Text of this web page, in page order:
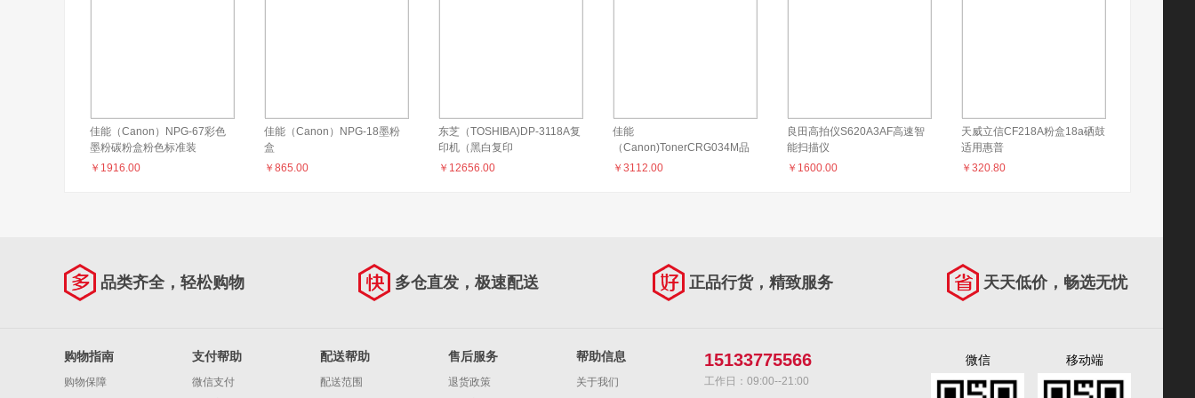
佳能（Canon）NPG-67彩色
墨粉碳粉盒粉色标准装
￥ 1916.00
佳能（Canon）NPG-18墨粉
盒
（iR2200/2800/3300/3320/3350）
￥ 865.00
东芝（TOSHIBA)DP-3118A复
印机（黑白复印
￥ 12656.00
佳能
（Canon)TonerCRG034M品
红墨粉盒（适用MF810Cdn）
￥ 3112.00
良田高拍仪S620A3AF高速智
能扫描仪
￥ 1600.00
天威立信CF218A粉盒18a硒鼓
适用惠普
HPMFPM132aM104aM132fwM132fn
￥ 320.80
品类齐全，轻松购物 多仓直发，极速配送 正品行货，精致服务 天天低价，畅选无忧
购物指南
购物保障
支付帮助
微信支付
配送帮助
配送范围
售后服务
退货政策
帮助信息
关于我们
15133775566
工作日：09:00--21:00
微信 移动端